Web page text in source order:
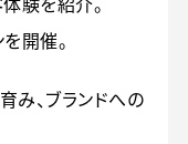
開催。
み、ブランドへの